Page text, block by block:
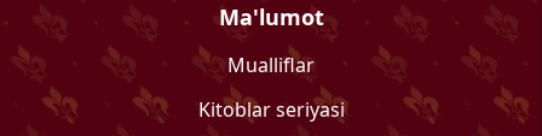
Ma'lumot
Mualliflar
Kitoblar seriyasi